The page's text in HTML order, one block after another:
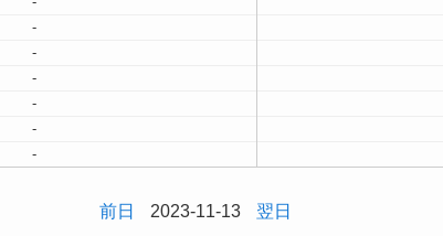
-
-
-
-
-
-
前日 2023-11-13 翌日